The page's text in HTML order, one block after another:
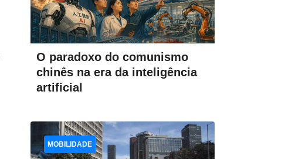
O paradoxo do comunismo
chinês na era da inteligência
artificial
MOBILIDADE